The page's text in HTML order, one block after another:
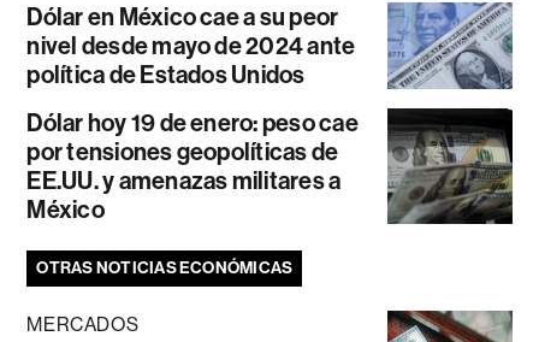
Dólar en México cae a su peor
nivel desde mayo de 2024 ante
política de Estados Unidos
Dólar hoy 19 de enero: peso cae
por tensiones geopolíticas de
EE.UU. y amenazas militares a
México
OTRAS NOTICIAS ECONÓMICAS
MERCADOS